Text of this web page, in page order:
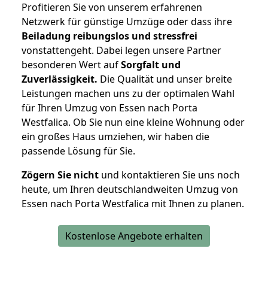
Profitieren Sie von unserem erfahrenen
Netzwerk für günstige Umzüge oder dass ihre
Beiladung reibungslos und stressfrei
vonstattengeht. Dabei legen unsere Partner
besonderen Wert aufSorgfalt und
Zuverlässigkeit. Die Qualität und unser breite
Leistungen machen uns zu der optimalen Wahl
für Ihren Umzug von Essen nach Porta
Westfalica. Ob Sie nun eine kleine Wohnung oder
ein großes Haus umziehen, wir haben die
passende Lösung für Sie.
Zögern Sie nicht und kontaktieren Sie uns noch
heute, um Ihren deutschlandweiten Umzug von
Essen nach Porta Westfalica mit Ihnen zu planen.
Kostenlose Angebote erhalten